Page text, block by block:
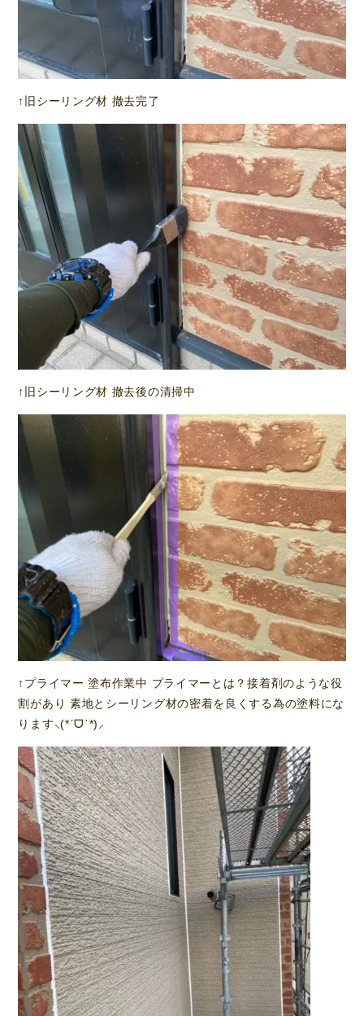
↑旧シーリング材 撤去完了
↑旧シーリング材 撤去後の清掃中
↑プライマー 塗布作業中 プライマーとは？接着剤のような役
割があり 素地とシーリング材の密着を良くする為の塗料にな
ります⸜(*ˊᗜˋ*)⸝